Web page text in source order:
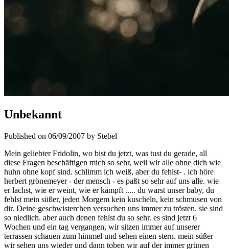
Unbekannt
Published on 06/09/2007 by Stebel
Mein geliebter Fridolin, wo bist du jetzt, was tust du gerade, all
diese Fragen beschäftigen mich so sehr, weil wir alle ohne dich wie
huhn ohne kopf sind. schlimm ich weiß, aber du fehlst- . ich höre
herbert grönemeyer - der mensch - es paßt so sehr auf uns alle. wie
er lachst, wie er weint, wie er kämpft ..... du warst unser baby, du
fehlst mein süßer, jeden Morgem kein kuscheln, kein schmusen von
dir. Deine geschwisterchen versuchen uns immer zu trösten. sie sind
so niedlich. aber auch denen fehlst du so sehr. es sind jetzt 6
Wochen und ein tag vergangen, wir sitzen immer auf unserer
terrassen schauen zum himmel und sehen einen stern. mein süßer
wir sehen uns wieder und dann toben wir auf der immer grünen